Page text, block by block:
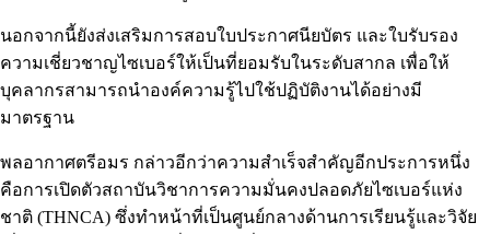
นอกจากนี้ยังส่งเสริมการสอบใบประกาศนียบัตร และใบรับรอง
ความเชี่ยวชาญไซเบอร์ให้เป็นที่ยอมรับในระดับสากล เพื่อให้
บุคลากรสามารถนำองค์ความรู้ไปใช้ปฏิบัติงานได้อย่างมี
มาตรฐาน
พลอากาศตรีอมร กล่าวอีกว่าความสำเร็จสำคัญอีกประการหนึ่ง
คือการเปิดตัวสถาบันวิชาการความมั่นคงปลอดภัยไซเบอร์แห่ง
ชาติ (THNCA) ซึ่งทำหน้าที่เป็นศูนย์กลางด้านการเรียนรู้และวิจัย